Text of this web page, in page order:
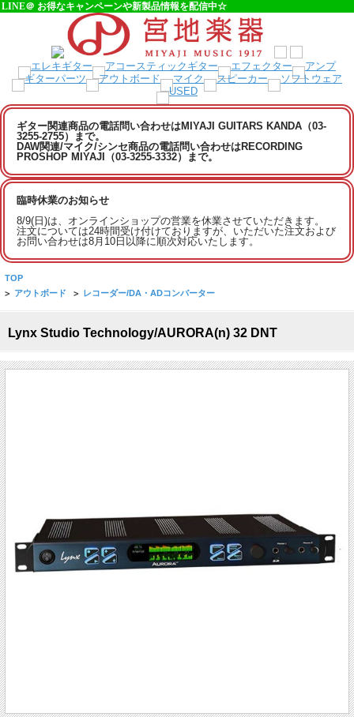
LINE＠ お得なキャンペーンや新製品情報を配信中☆
ギター関連商品の電話問い合わせはMIYAJI GUITARS KANDA（03-
3255-2755）まで。
DAW関連/マイク/シンセ商品の電話問い合わせはRECORDING
PROSHOP MIYAJI（03-3255-3332）まで。
臨時休業のお知らせ
8/9(日)は、オンラインショップの営業を休業させていただきます。
注文については24時間受け付けておりますが、いただいた注文および
お問い合わせは8月10日以降に順次対応いたします。
TOP
> アウトボード > レコーダー/DA・ADコンバーター
Lynx Studio Technology/AURORA(n) 32 DNT